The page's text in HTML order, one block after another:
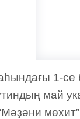
1-се
май